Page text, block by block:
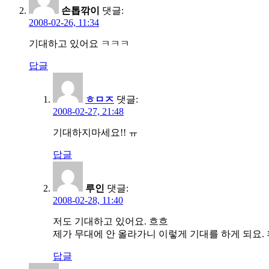
손톱깎이
댓글:
2008-02-26, 11:34
기대하고 있어요 ㅋㅋㅋ
답글
ㅎㅁㅈ 댓글:
2008-02-27, 21:48
기대하지마세요!! ㅠ
답글
루인 댓글:
2008-02-28, 11:40
저도 기대하고 있어요. 흐흐
제가 무대에 안 올라가니 이렇게 기대를 하게 되요.
답글